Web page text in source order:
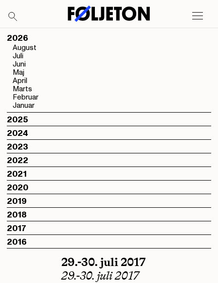
2026
August
Juli
Juni
Maj
April
Marts
Februar
Januar
2025
2024
2023
2022
2021
2020
2019
2018
2017
2016
29.-30. juli 2017
29.-30. juli 2017